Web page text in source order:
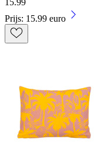
15.99
Prijs: 15.99 euro